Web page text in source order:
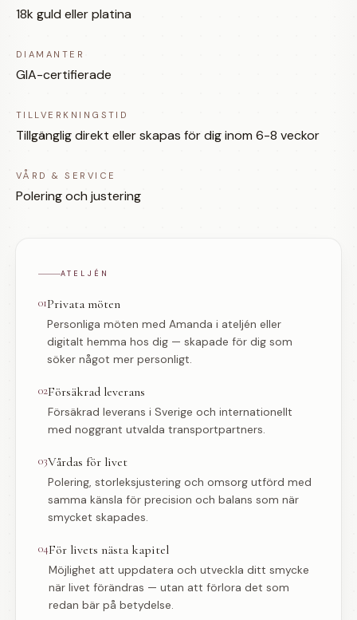
18k guld eller platina
DIAMANTER
GIA-certifierade
TILLVERKNINGSTID
Tillgänglig direkt eller skapas för dig inom 6-8 veckor
VÅRD & SERVICE
Polering och justering
ATELJÉN
01Privata möten
Personliga möten med Amanda i ateljén eller
digitalt hemma hos dig — skapade för dig som
söker något mer personligt.
02Försäkrad leverans
Försäkrad leverans i Sverige och internationellt
med noggrant utvalda transportpartners.
03Vårdas för livet
Polering, storleksjustering och omsorg utförd med
samma känsla för precision och balans som när
smycket skapades.
04För livets nästa kapitel
Möjlighet att uppdatera och utveckla ditt smycke
när livet förändras — utan att förlora det som
redan bär på betydelse.